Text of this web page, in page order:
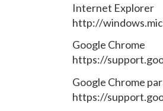
Internet Explorer
http://
Google Chrome
https://
Google Chrome
https://